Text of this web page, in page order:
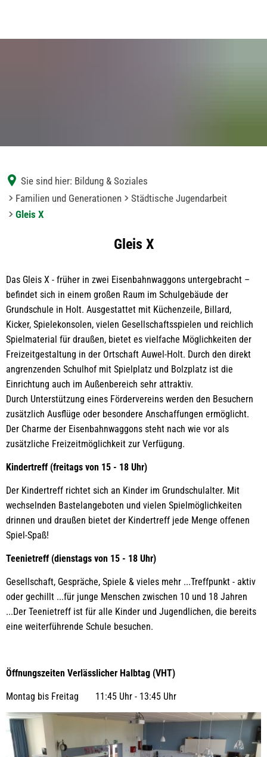
Sie sind hier: Bildung & Soziales
Familien und Generationen
Städtische Jugendarbeit
Gleis X
Gleis X
Das Gleis X - früher in zwei Eisenbahnwaggons untergebracht –
befindet sich in einem großen Raum im Schulgebäude der
Grundschule in Holt. Ausgestattet mit Küchenzeile, Billard,
Kicker, Spielekonsolen, vielen Gesellschaftsspielen und reichlich
Spielmaterial für draußen, bietet es vielfache Möglichkeiten der
Freizeitgestaltung in der Ortschaft Auwel-Holt. Durch den direkt
angrenzenden Schulhof mit Spielplatz und Bolzplatz ist die
Einrichtung auch im Außenbereich sehr attraktiv.
Durch Unterstützung eines Fördervereins werden den Besuchern
zusätzlich Ausflüge oder besondere Anschaffungen ermöglicht.
Der Charme der Eisenbahnwaggons steht nach wie vor als
zusätzliche Freizeitmöglichkeit zur Verfügung.
Kindertreff (freitags von 15 - 18 Uhr)
Der Kindertreff richtet sich an Kinder im Grundschulalter. Mit
wechselnden Bastelangeboten und vielen Spielmöglichkeiten
drinnen und draußen bietet der Kindertreff jede Menge offenen
Spiel-Spaß!
Teenietreff (dienstags von 15 - 18 Uhr)
Gesellschaft, Gespräche, Spiele & vieles mehr ...Treffpunkt - aktiv
oder gechillt ...für junge Menschen zwischen 10 und 18 Jahren
...Der Teenietreff ist für alle Kinder und Jugendlichen, die bereits
eine weiterführende Schule besuchen.
Öffnungszeiten Verlässlicher Halbtag (VHT)
Montag bis Freitag 11:45 Uhr - 13:45 Uhr